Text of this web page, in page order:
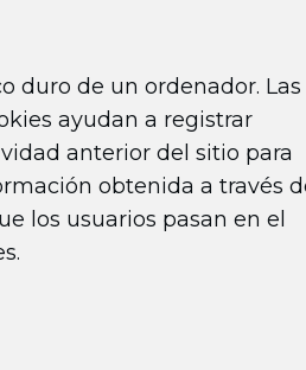
duro de un ordenador. Las
ayudan a registrar
anterior del sitio para
obtenida a través
los usuarios pasan en el